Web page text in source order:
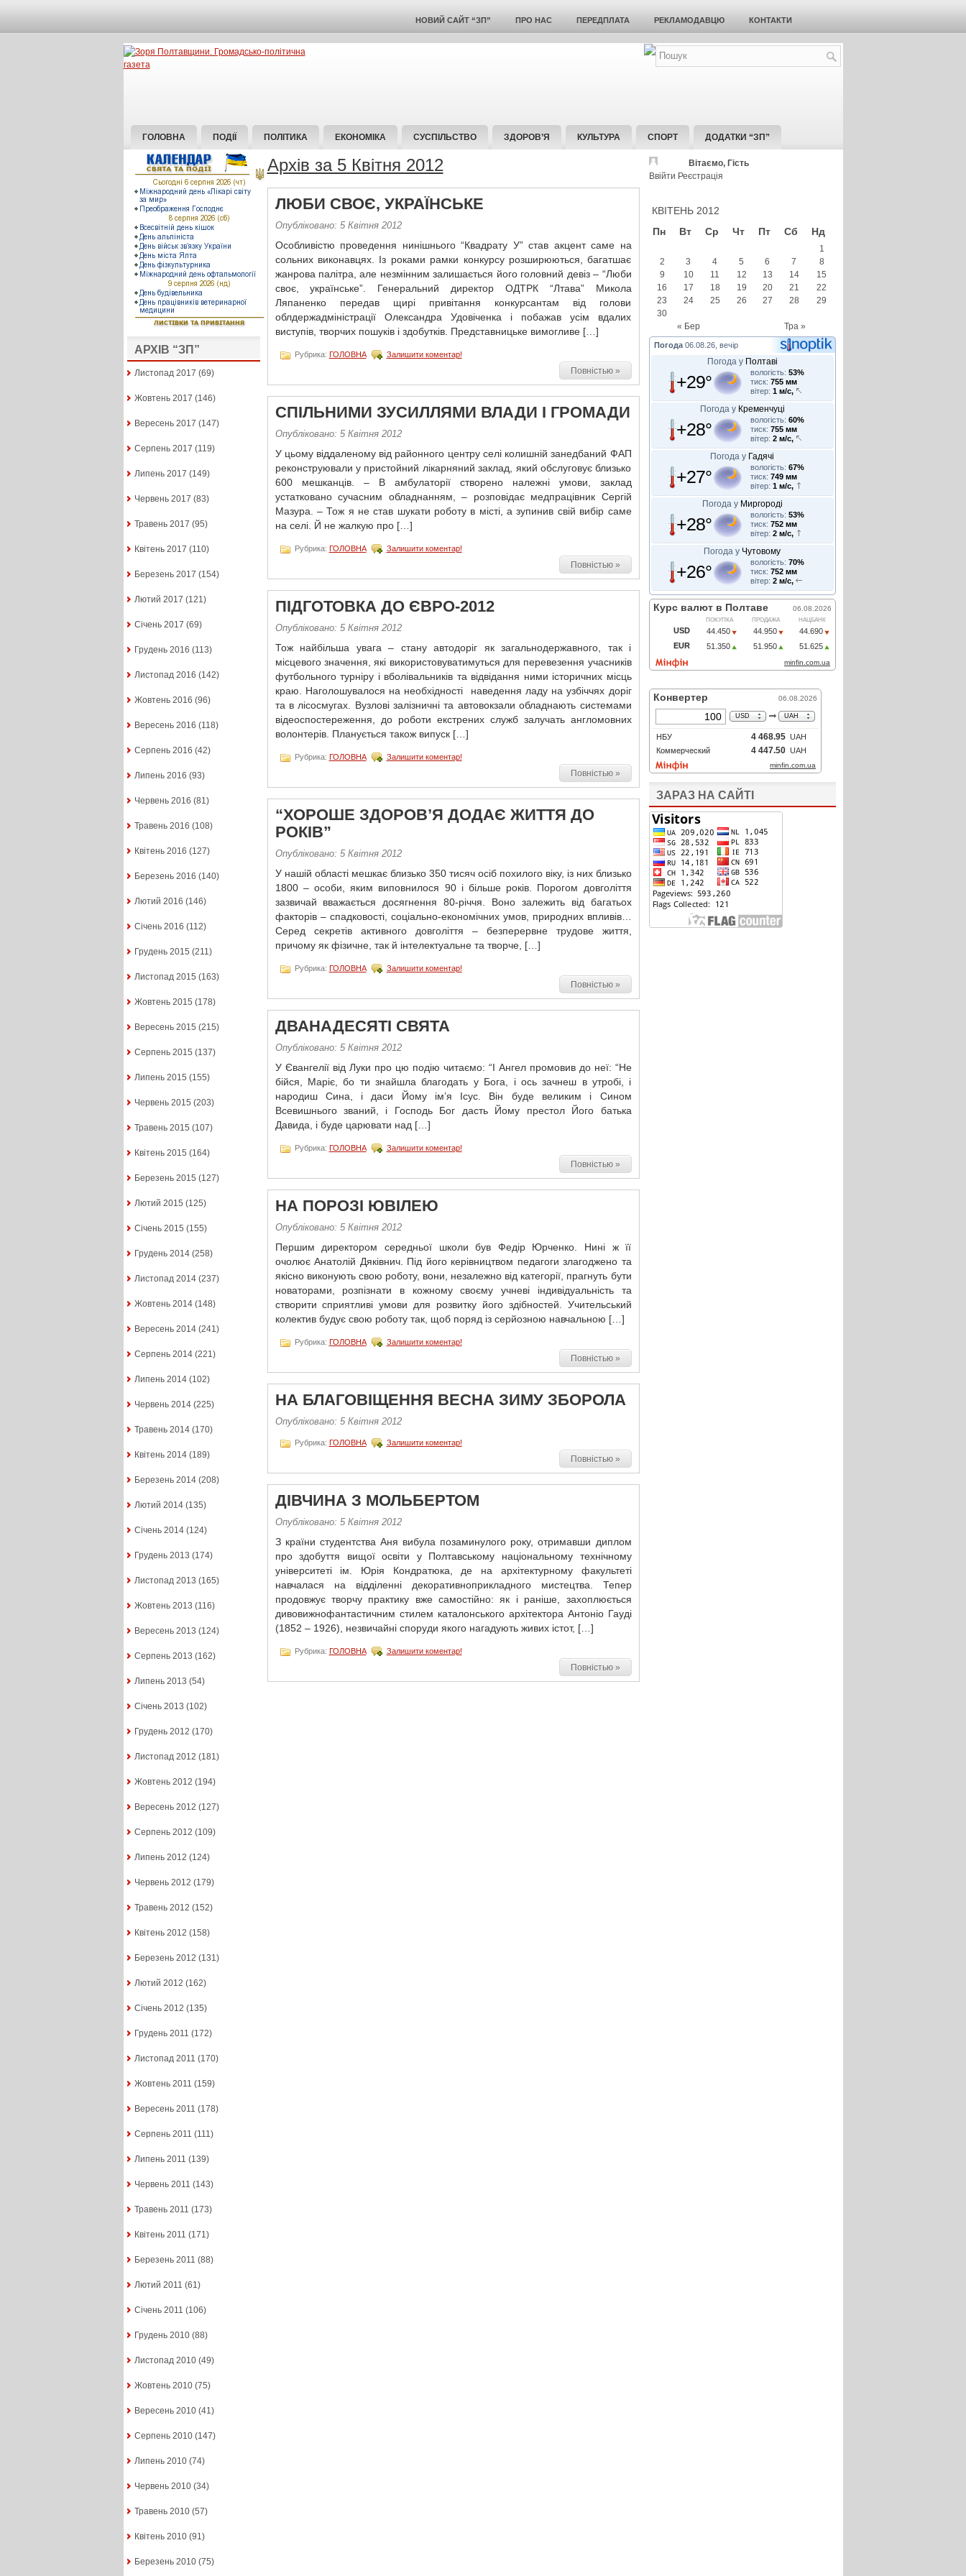
НОВИЙ САЙТ “ЗП” ПРО НАС ПЕРЕДПЛАТА РЕКЛАМОДАВЦЮ КОНТАКТИ
ГОЛОВНА ПОДІЇ ПОЛІТИКА ЕКОНОМІКА СУСПІЛЬСТВО ЗДОРОВ’Я КУЛЬТУРА СПОРТ ДОДАТКИ “ЗП”
АРХІВ “ЗП”
Листопад 2017 (69)
Жовтень 2017 (146)
Вересень 2017 (147)
Серпень 2017 (119)
Липень 2017 (149)
Червень 2017 (83)
Травень 2017 (95)
Квітень 2017 (110)
Березень 2017 (154)
Лютий 2017 (121)
Січень 2017 (69)
Грудень 2016 (113)
Листопад 2016 (142)
Жовтень 2016 (96)
Вересень 2016 (118)
Серпень 2016 (42)
Липень 2016 (93)
Червень 2016 (81)
Травень 2016 (108)
Квітень 2016 (127)
Березень 2016 (140)
Лютий 2016 (146)
Січень 2016 (112)
Грудень 2015 (211)
Листопад 2015 (163)
Жовтень 2015 (178)
Вересень 2015 (215)
Серпень 2015 (137)
Липень 2015 (155)
Червень 2015 (203)
Травень 2015 (107)
Квітень 2015 (164)
Березень 2015 (127)
Лютий 2015 (125)
Січень 2015 (155)
Грудень 2014(258)
Листопад 2014(237)
Жовтень 2014(148)
Вересень 2014(241)
Серпень 2014(221)
Липень 2014(102)
Червень 2014(225)
Травень 2014(170)
Квітень 2014(189)
Березень 2014(208)
Лютий 2014(135)
Січень 2014(124)
Грудень 2013 (174)
Листопад 2013 (165)
Жовтень 2013 (116)
Вересень 2013 (124)
Серпень 2013 (162)
Липень 2013 (54)
Січень 2013 (102)
Грудень 2012 (170)
Листопад 2012 (181)
Жовтень 2012 (194)
Вересень 2012 (127)
Серпень 2012 (109)
Липень 2012 (124)
Червень 2012 (179)
Травень 2012 (152)
Квітень 2012 (158)
Березень 2012 (131)
Лютий 2012 (162)
Січень 2012 (135)
Грудень 2011 (172)
Листопад 2011 (170)
Жовтень 2011 (159)
Вересень 2011 (178)
Серпень 2011 (111)
Липень 2011 (139)
Червень 2011 (143)
Травень 2011 (173)
Квітень 2011 (171)
Березень 2011 (88)
Лютий 2011 (61)
Січень 2011 (106)
Грудень 2010(88)
Листопад 2010(49)
Жовтень 2010(75)
Вересень 2010(41)
Серпень 2010(147)
Липень 2010(74)
Червень 2010(34)
Травень 2010(57)
Квітень 2010(91)
Березень 2010(75)
Архів за 5 Квітня 2012
ЛЮБИ СВОЄ, УКРАЇНСЬКЕ
Опубліковано: 5 Квітня 2012
Особливістю проведення нинішнього “Квадрату У” став акцент саме на
сольних виконавцях. Із роками рамки конкурсу розширюються, багатшає
жанрова палітра, але незмінним залишається його головний девіз – “Люби
своє, українське”. Генеральний директор ОДТРК “Лтава” Микола
Ляпаненко передав щирі привітання конкурсантам від голови
облдержадміністрації Олександра Удовіченка і побажав усім вдалих
виступів, творчих пошуків і здобутків. Представницьке вимогливе […]
Рубрика: ГОЛОВНА Залишити коментар!
Повністью »
СПІЛЬНИМИ ЗУСИЛЛЯМИ ВЛАДИ І ГРОМАДИ
Опубліковано: 5 Квітня 2012
У цьому віддаленому від районного центру селі колишній занедбаний ФАП
реконструювали у пристойний лікарняний заклад, який обслуговує близько
600 мешканців. – В амбулаторії створено належні умови, заклад
устатковано сучасним обладнанням, – розповідає медпрацівник Сергій
Мазура. – Тож я не став шукати роботу в місті, а зупинив свій вибір саме
на селі. Й не жалкую про […]
Рубрика: ГОЛОВНА Залишити коментар!
Повністью »
ПІДГОТОВКА ДО ЄВРО-2012
Опубліковано: 5 Квітня 2012
Тож найбільша увага – стану автодоріг як загальнодержавного, так і
місцевого значення, які використовуватимуться для перевезення учасників
футбольного турніру і вболівальників та відвідання ними історичних місць
краю. Наголошувалося на необхідності наведення ладу на узбіччях доріг
та в лісосмугах. Вузлові залізничні та автовокзали обладнають системами
відеоспостереження, до роботи екстрених служб залучать англомовних
волонтерів. Планується також випуск […]
Рубрика: ГОЛОВНА Залишити коментар!
Повністью »
“ХОРОШЕ ЗДОРОВ’Я ДОДАЄ ЖИТТЯ ДО
РОКІВ”
Опубліковано: 5 Квітня 2012
У нашій області мешкає близько 350 тисяч осіб похилого віку, із них близько
1800 – особи, яким виповнилося 90 і більше років. Порогом довголіття
зазвичай вважається досягнення 80-річчя. Воно залежить від багатьох
факторів – спадковості, соціально-економічних умов, природних впливів…
Серед секретів активного довголіття – безперервне трудове життя,
причому як фізичне, так й інтелектуальне та творче, […]
Рубрика: ГОЛОВНА Залишити коментар!
Повністью »
ДВАНАДЕСЯТІ СВЯТА
Опубліковано: 5 Квітня 2012
У Євангелії від Луки про цю подію читаємо: “І Ангел промовив до неї: “Не
бійся, Маріє, бо ти знайшла благодать у Бога, і ось зачнеш в утробі, і
народиш Сина, і даси Йому ім’я Ісус. Він буде великим і Сином
Всевишнього званий, і Господь Бог дасть Йому престол Його батька
Давида, і буде царювати над […]
Рубрика: ГОЛОВНА Залишити коментар!
Повністью »
НА ПОРОЗІ ЮВІЛЕЮ
Опубліковано: 5 Квітня 2012
Першим директором середньої школи був Федір Юрченко. Нині ж її
очолює Анатолій Дяківнич. Під його керівництвом педагоги злагоджено та
якісно виконують свою роботу, вони, незалежно від категорії, прагнуть бути
новаторами, розпізнати в кожному своєму учневі індивідуальність та
створити сприятливі умови для розвитку його здібностей. Учительський
колектив будує свою роботу так, щоб поряд із серйозною навчальною […]
Рубрика: ГОЛОВНА Залишити коментар!
Повністью »
НА БЛАГОВІЩЕННЯ ВЕСНА ЗИМУ ЗБОРОЛА
Опубліковано: 5 Квітня 2012
Рубрика: ГОЛОВНА Залишити коментар!
Повністью »
ДІВЧИНА З МОЛЬБЕРТОМ
Опубліковано: 5 Квітня 2012
З країни студентства Аня вибула позаминулого року, отримавши диплом
про здобуття вищої освіти у Полтавському національному технічному
університеті ім. Юрія Кондратюка, де на архітектурному факультеті
навчалася на відділенні декоративно­прикладного мистецтва. Тепер
продов­жує творчу практику вже самостійно: як і раніше, захоплюється
дивовижно­фантастичним стилем каталонського архітектора Антоніо Гауді
(1852 – 1926), незвичайні споруди якого нагадують живих істот, […]
Рубрика: ГОЛОВНА Залишити коментар!
Повністью »
Вітаємо, Гість
Ввійти Реєстрація
КВІТЕНЬ 2012
Пн
Вт Ср Чт Пт Сб Нд
« Бер Тра »
1
2
3 4 5 6 7
8
9
10 11 12 13 14
15
16
17 18 19 20 21
22
23
24 25 26 27 28
29
30
Погода 06.08.26, вечір
Погода у Полтаві
+29° вологість: 53%
тиск: 755 мм
вітер: 1 м/с,
Погода у Кременчуці
+28° вологість: 60%
тиск: 755 мм
вітер: 2 м/с,
Погода у Гадячі
+27° вологість: 67%
тиск: 749 мм
вітер: 1 м/с,
Погода у Миргороді
+28° вологість: 53%
тиск: 752 мм
вітер: 2 м/с,
Погода у Чутовому
+26° вологість: 70%
тиск: 752 мм
вітер: 2 м/с,
ЗАРАЗ НА САЙТІ